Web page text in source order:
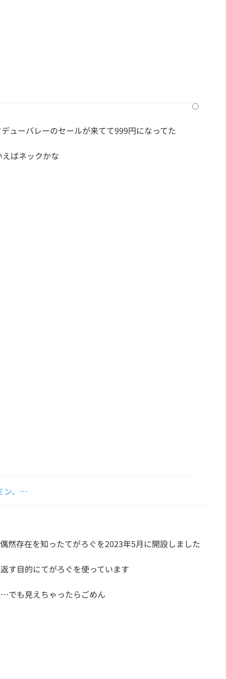
ューバレーのセールが来てて999円になってた
ばネックかな
ン、…
然存在を知ったてがろぐを2023年5月に開設しました
す目的にてがろぐを使っています
でも見えちゃったらごめん